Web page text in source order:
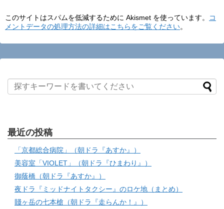
このサイトはスパムを低減するために Akismet を使っています。
コ
メントデータの処理方法の詳細はこちらをご覧ください。
最近の投稿
「京都総合病院」（朝ドラ『あすか』）
美容室「VIOLET」（朝ドラ『ひまわり』）
御蔭橋（朝ドラ『あすか』）
夜ドラ『ミッドナイトタクシー』のロケ地（まとめ）
賤ヶ岳の七本槍（朝ドラ『走らんか！』）